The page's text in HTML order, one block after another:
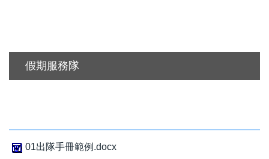
假期服務隊
01出隊手冊範例.docx